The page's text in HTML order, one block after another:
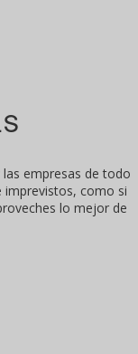
empresas de
como
lo mejor de